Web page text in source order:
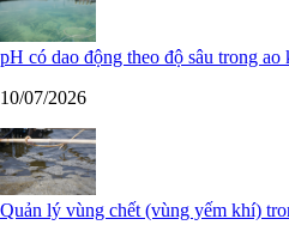
pH có dao động theo độ sâu trong ao
10/07/2026
Quản lý vùng chết (vùng yếm khí)